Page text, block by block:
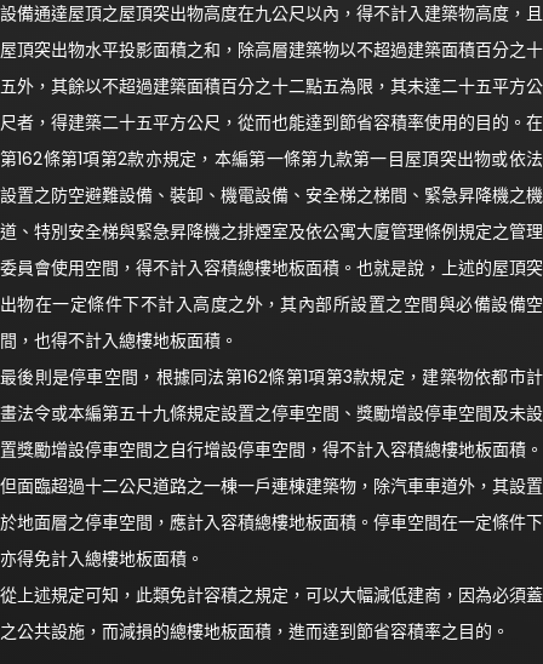
設備通達屋頂之屋頂突出物高度在九公尺以內，得不計入建築物高度，且
屋頂突出物水平投影面積之和，除高層建築物以不超過建築面積百分之十
五外，其餘以不超過建築面積百分之十二點五為限，其未達二十五平方公
尺者，得建築二十五平方公尺，從而也能達到節省容積率使用的目的。在
第162條第1項第2款亦規定，本編第一條第九款第一目屋頂突出物或依法
設置之防空避難設備、裝卸、機電設備、安全梯之梯間、緊急昇降機之機
道、特別安全梯與緊急昇降機之排煙室及依公寓大廈管理條例規定之管理
委員會使用空間，得不計入容積總樓地板面積。也就是說，上述的屋頂突
出物在一定條件下不計入高度之外，其內部所設置之空間與必備設備空
間，也得不計入總樓地板面積。
最後則是停車空間，根據同法第162條第1項第3款規定，建築物依都市計
畫法令或本編第五十九條規定設置之停車空間、獎勵增設停車空間及未設
置獎勵增設停車空間之自行增設停車空間，得不計入容積總樓地板面積。
但面臨超過十二公尺道路之一棟一戶連棟建築物，除汽車車道外，其設置
於地面層之停車空間，應計入容積總樓地板面積。停車空間在一定條件下
亦得免計入總樓地板面積。
從上述規定可知，此類免計容積之規定，可以大幅減低建商，因為必須蓋
之公共設施，而減損的總樓地板面積，進而達到節省容積率之目的。